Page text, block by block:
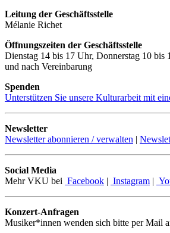
Leitung der Geschäftsstelle
Mélanie Richet
Öffnungszeiten der Geschäftsstelle
Dienstag 14 bis 17 Uhr, Donnerstag 10 bis
und nach Vereinbarung
Spenden
Unterstützen Sie unsere Kulturarbeit mit
Newsletter
Newsletter abonnieren / verwalten |
Social Media
Mehr VKU bei Facebook | Instagram |
Konzert-Anfragen
Musiker*innen wenden sich bitte per Mail